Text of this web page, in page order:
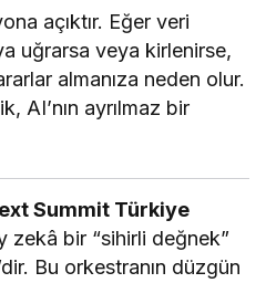
açıktır. Eğer veri
uğrarsa veya kirlenirse,
almanıza neden olur.
AI’nın ayrılmaz bir
Summit Türkiye
zekâ bir “sihirli değnek”
Bu orkestranın düzgün